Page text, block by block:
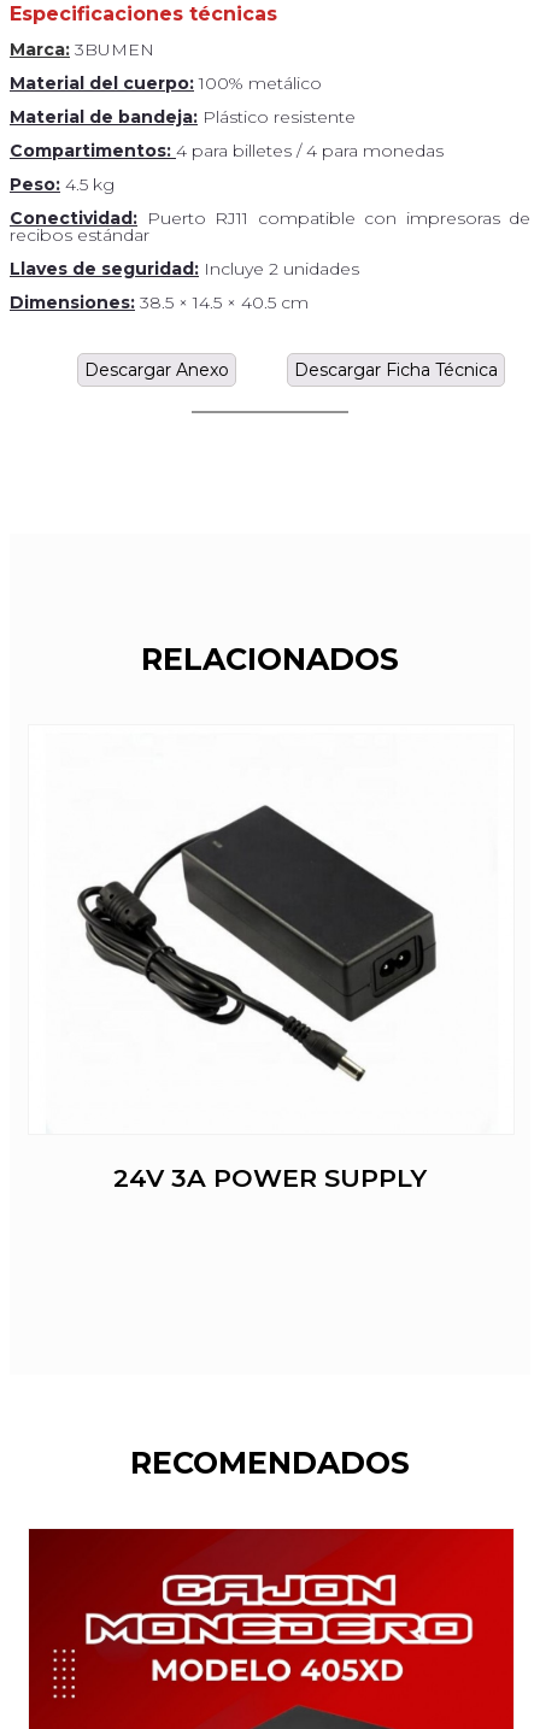
Especificaciones técnicas
Marca: 3BUMEN
Material del cuerpo:100% metálico
Material de bandeja: Plástico resistente
Compartimentos: 4 para billetes / 4 para monedas
Peso: 4.5 kg
Conectividad: Puerto RJ11 compatible con impresoras de
recibos estándar
Llaves de seguridad: Incluye 2 unidades
Dimensiones: 38.5 × 14.5 × 40.5 cm
Descargar Anexo Descargar Ficha Técnica
RELACIONADOS
24V 3A POWER SUPPLY
RECOMENDADOS